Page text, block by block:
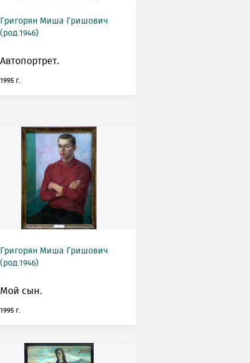
Григорян Миша Гришович
(род.1946)
Автопортрет.
1995 г.
Григорян Миша Гришович
(род.1946)
Мой сын.
1995 г.